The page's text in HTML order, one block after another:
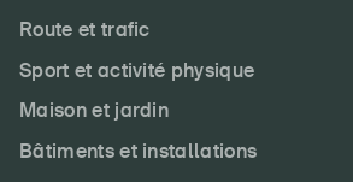
Route et trafic
Sport et activité physique
Maison et jardin
Bâtiments et installations